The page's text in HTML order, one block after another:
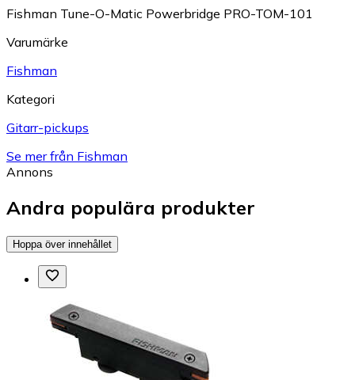
Fishman Tune-O-Matic Powerbridge PRO-TOM-101
Varumärke
Fishman
Kategori
Gitarr-pickups
Se mer från Fishman
Annons
Andra populära produkter
Hoppa över innehållet